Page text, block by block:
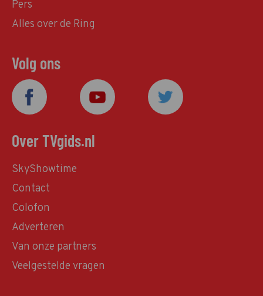
Pers
Alles over de Ring
Volg ons
Over TVgids.nl
SkyShowtime
Contact
Colofon
Adverteren
Van onze partners
Veelgestelde vragen